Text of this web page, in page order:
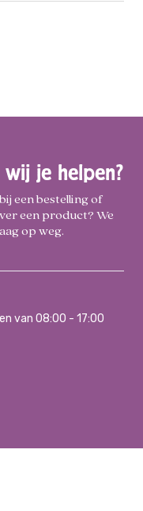
wij je helpen?
een bestelling of
een product? We
op weg.
van 08:00 - 17:00